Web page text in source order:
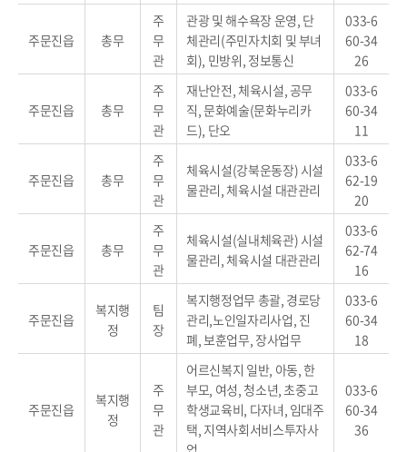
주문진읍 총무
주
무
관
관광 및 해수욕장 운영, 단
체관리(주민자치회 및 부녀
회), 민방위, 정보통신
033-6
60-34
26
주문진읍 총무
주
무
관
재난안전, 체육시설, 공무
직, 문화예술(문화누리카
드), 단오
033-6
60-34
11
주문진읍 총무
주
무
관
체육시설(강북운동장) 시설
물관리, 체육시설 대관관리
033-6
62-19
20
주문진읍 총무
주
무
관
체육시설(실내체육관) 시설
물관리, 체육시설 대관관리
033-6
62-74
16
주문진읍
복지행
정
팀
장
복지행정업무 총괄, 경로당
관리,노인일자리사업, 진
폐, 보훈업무, 장사업무
033-6
60-34
18
주문진읍
복지행
정
주
무
관
어르신복지 일반, 아동, 한
부모, 여성, 청소년, 초중고
학생교육비, 다자녀, 임대주
택, 지역사회서비스투자사
033-6
60-34
36